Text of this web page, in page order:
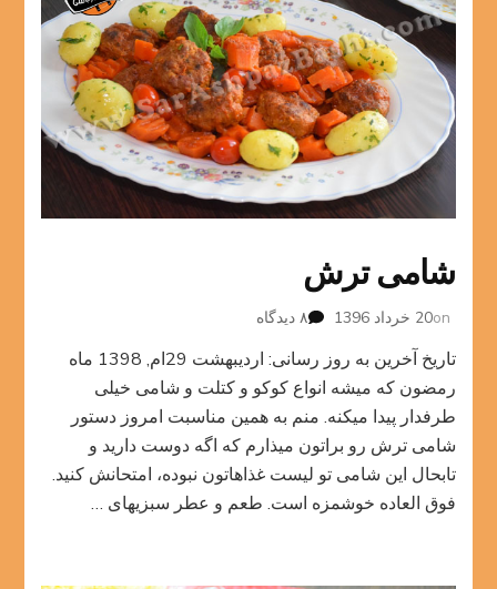
شامی ترش
on20 خرداد 1396 ۸ دیدگاه
ترش
تاریخ آخرین به روز رسانی: اردیبهشت 29ام, 1398 ماه
رمضون که میشه انواع کوکو و کتلت و شامی خیلی
طرفدار پیدا میکنه. منم به همین مناسبت امروز دستور
شامی ترش رو براتون میذارم که اگه دوست دارید و
تابحال این شامی تو لیست غذاهاتون نبوده، امتحانش کنید.
فوق العاده خوشمزه است. طعم و عطر سبزیهای …